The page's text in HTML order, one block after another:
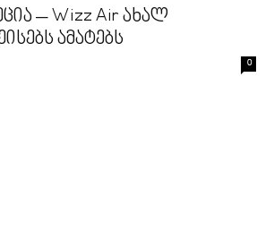
– Wizz Air ახალ
ამატებს
0